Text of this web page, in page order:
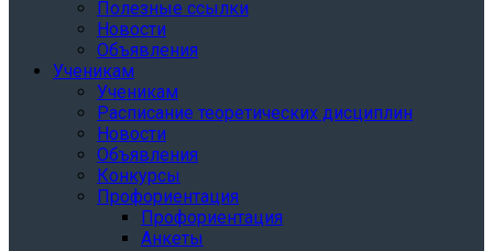
Полезные ссылки
Новости
Объявления
Ученикам
Ученикам
Расписание теоретических дисциплин
Новости
Объявления
Конкурсы
Профориентация
Профориентация
Анкеты